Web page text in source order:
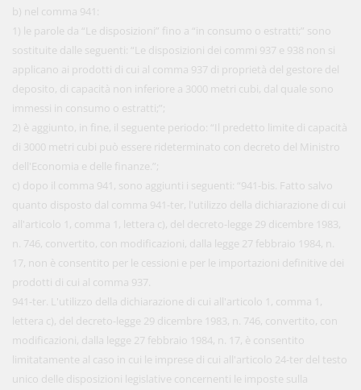
b) nel comma 941:
1) le parole da “Le disposizioni” fino a “in consumo o estratti;” sono
sostituite dalle seguenti: “Le disposizioni dei commi 937 e 938 non si
applicano ai prodotti di cui al comma 937 di proprietà del gestore del
deposito, di capacità non inferiore a 3000 metri cubi, dal quale sono
immessi in consumo o estratti;”;
2) è aggiunto, in fine, il seguente periodo: “Il predetto limite di capacità
di 3000 metri cubi può essere rideterminato con decreto del Ministro
dell'Economia e delle finanze.”;
c) dopo il comma 941, sono aggiunti i seguenti: “941-bis. Fatto salvo
quanto disposto dal comma 941-ter, l'utilizzo della dichiarazione di cui
all'articolo 1, comma 1, lettera c), del decreto-legge 29 dicembre 1983,
n. 746, convertito, con modificazioni, dalla legge 27 febbraio 1984, n.
17, non è consentito per le cessioni e per le importazioni definitive dei
prodotti di cui al comma 937.
941-ter. L'utilizzo della dichiarazione di cui all'articolo 1, comma 1,
lettera c), del decreto-legge 29 dicembre 1983, n. 746, convertito, con
modificazioni, dalla legge 27 febbraio 1984, n. 17, è consentito
limitatamente al caso in cui le imprese di cui all'articolo 24-ter del testo
unico delle disposizioni legislative concernenti le imposte sulla